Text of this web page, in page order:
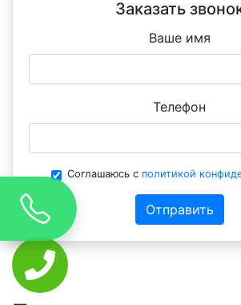
Заказать
Ваше имя
Телефон
Соглашаюсь с политикой
Отправить